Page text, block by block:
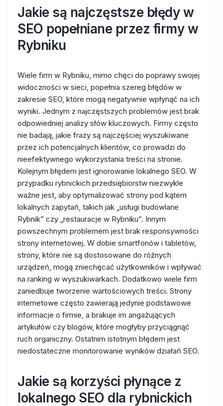
Jakie są najczęstsze błędy w
SEO popełniane przez firmy w
Rybniku
Wiele firm w Rybniku, mimo chęci do poprawy swojej
widoczności w sieci, popełnia szereg błędów w
zakresie SEO, które mogą negatywnie wpłynąć na ich
wyniki. Jednym z najczęstszych problemów jest brak
odpowiedniej analizy słów kluczowych. Firmy często
nie badają, jakie frazy są najczęściej wyszukiwane
przez ich potencjalnych klientów, co prowadzi do
nieefektywnego wykorzystania treści na stronie.
Kolejnym błędem jest ignorowanie lokalnego SEO. W
przypadku rybnickich przedsiębiorstw niezwykle
ważne jest, aby optymalizować strony pod kątem
lokalnych zapytań, takich jak „usługi budowlane
Rybnik” czy „restauracje w Rybniku”. Innym
powszechnym problemem jest brak responsywności
strony internetowej. W dobie smartfonów i tabletów,
strony, które nie są dostosowane do różnych
urządzeń, mogą zniechęcać użytkowników i wpływać
na ranking w wyszukiwarkach. Dodatkowo wiele firm
zaniedbuje tworzenie wartościowych treści. Strony
internetowe często zawierają jedynie podstawowe
informacje o firmie, a brakuje im angażujących
artykułów czy blogów, które mogłyby przyciągnąć
ruch organiczny. Ostatnim istotnym błędem jest
niedostateczne monitorowanie wyników działań SEO.
Jakie są korzyści płynące z
lokalnego SEO dla rybnickich